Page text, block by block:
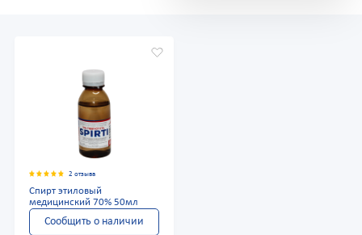
2 отзыва
Спирт этиловый
медицинский 70% 50мл
Сообщить о наличии